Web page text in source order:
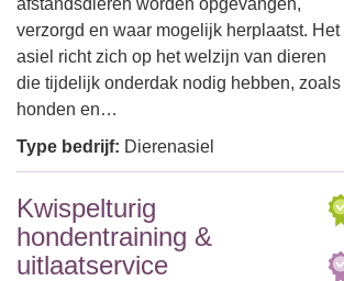
afstandsdieren worden opgevangen,
verzorgd en waar mogelijk herplaatst. Het
asiel richt zich op het welzijn van dieren
die tijdelijk onderdak nodig hebben, zoals
honden en…
Type bedrijf: Dierenasiel
Kwispelturig
hondentraining &
uitlaatservice